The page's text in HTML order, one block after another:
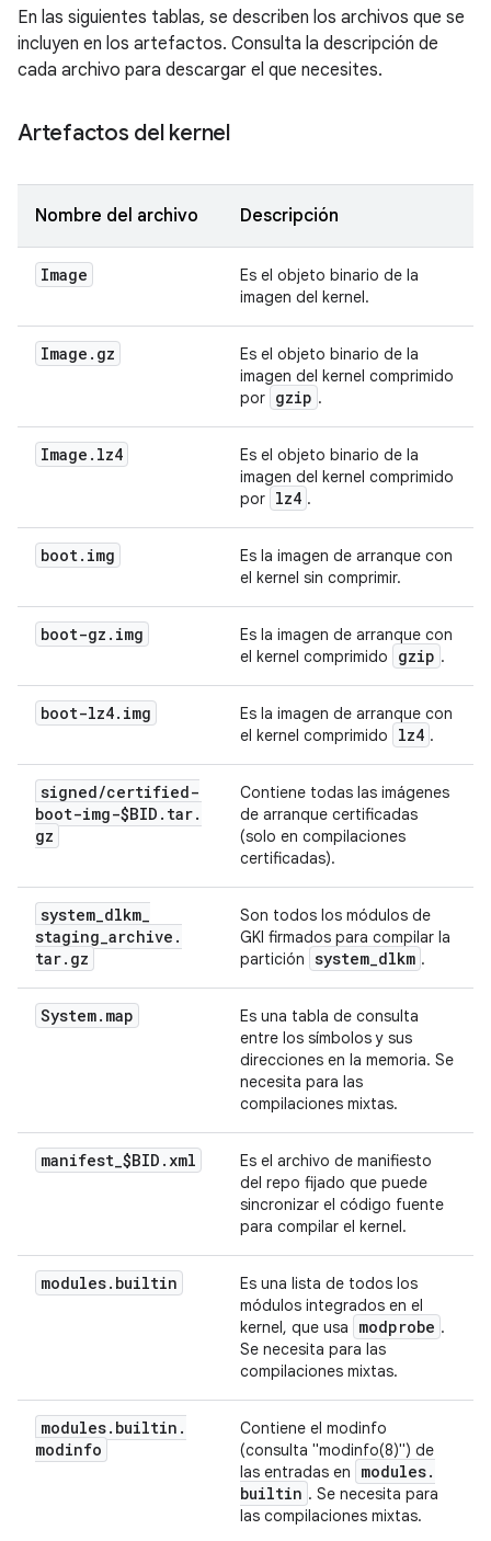
En las siguientes tablas, se describen los archivos que se
incluyen en los artefactos. Consulta la descripción de
cada archivo para descargar el que necesites.
Artefactos del kernel
Nombre del archivo Descripción
Image
Es el objeto binario de la
imagen del kernel.
Image . gz
Es el objeto binario de la
imagen del kernel comprimido
por gzip .
Image . lz4
Es el objeto binario de la
imagen del kernel comprimido
por lz4 .
boot. img
Es la imagen de arranque con
el kernel sin comprimir.
boot-gz . img
Es la imagen de arranque con
el kernel comprimido
gzip .
boot-lz4. img
Es la imagen de arranque con
el kernel comprimido
lz4 .
signed/certified-
boot-img-$BID . tar.
gz
Contiene todas las imágenes
de arranque certificadas
(solo en compilaciones
certificadas).
system_dlkm_
staging_archive .
tar. gz
Son todos los módulos de
GKI firmados para compilar la
partición system_dlkm .
System. map
Es una tabla de consulta
entre los símbolos y sus
direcciones en la memoria. Se
necesita para las
compilaciones mixtas.
manifest_$BID . xml
Es el archivo de manifiesto
del repo fijado que puede
sincronizar el código fuente
para compilar el kernel.
modules. builtin
Es una lista de todos los
módulos integrados en el
kernel, que usa
modprobe .
Se necesita para las
compilaciones mixtas.
modules. builtin .
modinfo
Contiene el modinfo
(consulta "modinfo(8)") de
las entradas en
modules.
builtin . Se necesita para
las compilaciones mixtas.